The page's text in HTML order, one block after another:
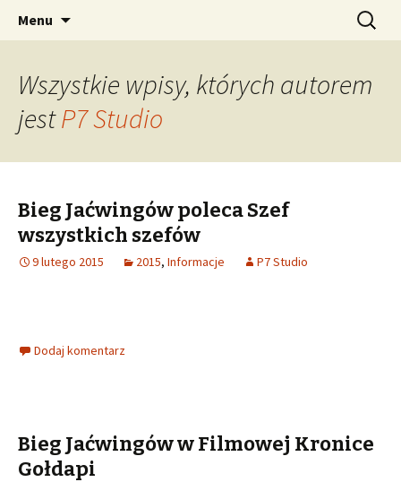
Bieg Jaćwingów – oficjalna
strona OSiR
Oficjalna strona Biegu Jaćwingów w Gołdapi
– zapowiedzi, historia, galerie, wyniki,
regulaminy, mapy
Menu Szukaj:
Wszystkie wpisy, których autorem
jestP7 Studio
Bieg Jaćwingów poleca Szef
wszystkich szefów
9 lutego 2015 2015, Informacje P7 Studio
Dodaj komentarz
Bieg Jaćwingów w Filmowej Kronice
Gołdapi